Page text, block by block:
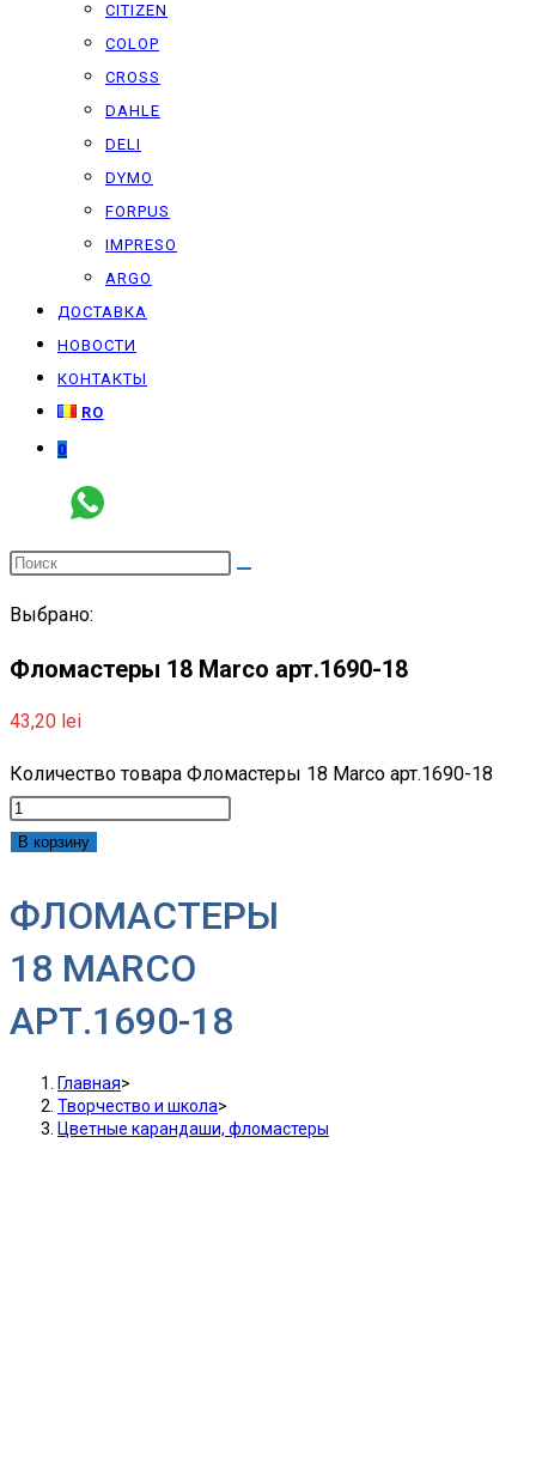
CITIZEN
COLOP
CROSS
DAHLE
DELI
DYMO
FORPUS
IMPRESO
ARGO
ДОСТАВКА
НОВОСТИ
КОНТАКТЫ
RO
0
Выбрано:
Фломастеры 18 Marco aрт.1690-18
43,20 lei
Количество товара Фломастеры 18 Marco aрт.1690-18
В корзину
ФЛОМАСТЕРЫ
18 MARCO
AРТ.1690-18
Главная>
Творчество и школа>
Цветные карандаши, фломастеры